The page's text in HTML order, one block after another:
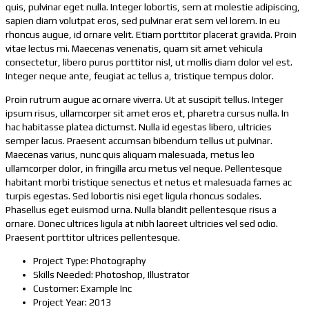
quis, pulvinar eget nulla. Integer lobortis, sem at molestie adipiscing,
sapien diam volutpat eros, sed pulvinar erat sem vel lorem. In eu
rhoncus augue, id ornare velit. Etiam porttitor placerat gravida. Proin
vitae lectus mi. Maecenas venenatis, quam sit amet vehicula
consectetur, libero purus porttitor nisl, ut mollis diam dolor vel est.
Integer neque ante, feugiat ac tellus a, tristique tempus dolor.
Proin rutrum augue ac ornare viverra. Ut at suscipit tellus. Integer
ipsum risus, ullamcorper sit amet eros et, pharetra cursus nulla. In
hac habitasse platea dictumst. Nulla id egestas libero, ultricies
semper lacus. Praesent accumsan bibendum tellus ut pulvinar.
Maecenas varius, nunc quis aliquam malesuada, metus leo
ullamcorper dolor, in fringilla arcu metus vel neque. Pellentesque
habitant morbi tristique senectus et netus et malesuada fames ac
turpis egestas. Sed lobortis nisi eget ligula rhoncus sodales.
Phasellus eget euismod urna. Nulla blandit pellentesque risus a
ornare. Donec ultrices ligula at nibh laoreet ultricies vel sed odio.
Praesent porttitor ultrices pellentesque.
Project Type: Photography
Skills Needed: Photoshop, Illustrator
Customer: Example Inc
Project Year: 2013